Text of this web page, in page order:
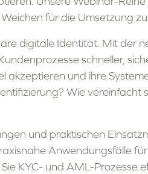
für die Umsetzung zu
digitale Identität. Mit der
schneller,
akzeptieren und ihre
Wie vereinfacht
und praktischen
Anwendungsfälle
KYC- und AML-Prozesse